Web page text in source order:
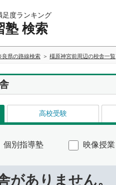
足度ランキング
塾 検索
良県の路線検索 橿原神宮前周辺の校舎一覧
高校受験
個別指導塾 映像授業
がありません。